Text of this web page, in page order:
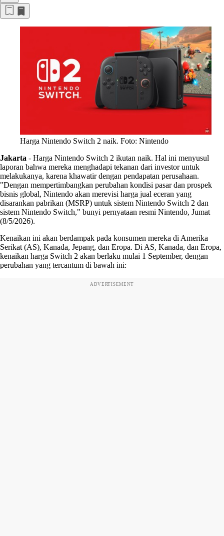
Harga Nintendo Switch 2 naik. Foto: Nintendo
Jakarta - Harga Nintendo Switch 2 ikutan naik. Hal ini menyusul
laporan bahwa mereka menghadapi tekanan dari investor untuk
melakukanya, karena khawatir dengan pendapatan perusahaan.
"Dengan mempertimbangkan perubahan kondisi pasar dan prospek
bisnis global, Nintendo akan merevisi harga jual eceran yang
disarankan pabrikan (MSRP) untuk sistem Nintendo Switch 2 dan
sistem Nintendo Switch," bunyi pernyataan resmi Nintendo, Jumat
(8/5/2026).
Kenaikan ini akan berdampak pada konsumen mereka di Amerika
Serikat (AS), Kanada, Jepang, dan Eropa. Di AS, Kanada, dan Eropa,
kenaikan harga Switch 2 akan berlaku mulai 1 September, dengan
perubahan yang tercantum di bawah ini:
ADVERTISEMENT